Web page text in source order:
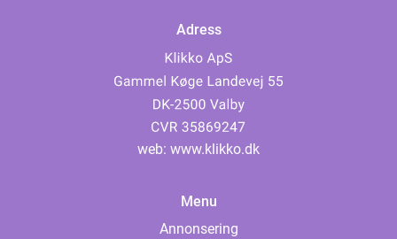
Adress
web: www.klikko.dk
Menu
Annonsering